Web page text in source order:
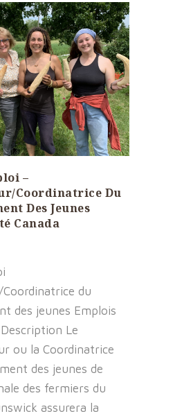
–
Coordinatrice Du
Des Jeunes
Canada
du
des jeunes Emplois
Description Le
ou la Coordinatrice
des jeunes de
des fermiers du
assurera la